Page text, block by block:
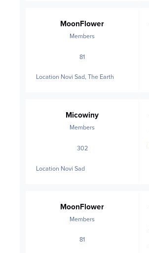
MoonFlower
Members
81posts
Location Novi Sad, The Earth
Micowiny
Members
302posts
Location Novi Sad
MoonFlower
Members
81posts